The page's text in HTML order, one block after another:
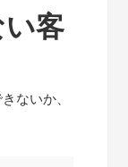
客
ないか、